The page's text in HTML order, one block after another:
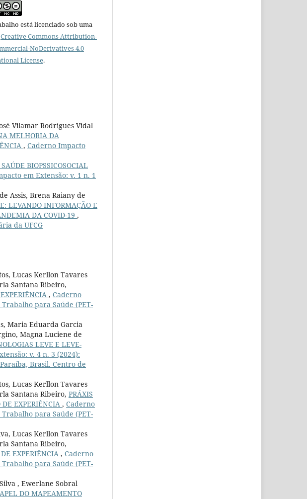
está licenciado sob uma
Creative Commons Attribution-
NoDerivatives 4.0
License.
Vilamar Rodrigues Vidal
MELHORIA DA
, Caderno Impacto
BIOPSSICOSOCIAL
em Extensão: v. 1 n. 1
Assis, Brena Raiany de
LEVANDO INFORMAÇÃO E
DA COVID-19 ,
da UFCG
Lucas Kerllon Tavares
Santana Ribeiro,
, Caderno
para Saúde (PET-
Maria Eduarda Garcia
Magna Luciene de
LEVE E LEVE-
v. 4 n. 3 (2024):
Brasil. Centro de
Lucas Kerllon Tavares
Santana Ribeiro, PRÁXIS
EXPERIÊNCIA , Caderno
para Saúde (PET-
Lucas Kerllon Tavares
Santana Ribeiro,
EXPERIÊNCIA , Caderno
para Saúde (PET-
, Ewerlane Sobral
DO MAPEAMENTO